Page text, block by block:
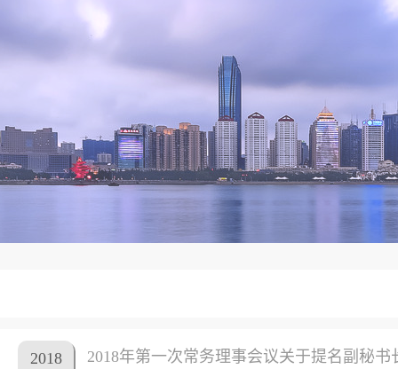
2018 2018年第一次常务理事会议关于提名副秘书